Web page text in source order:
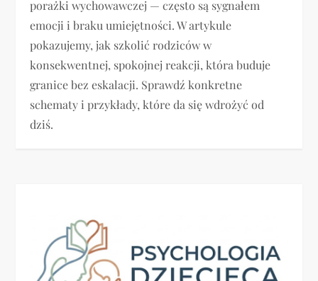
porażki wychowawczej — często są sygnałem
emocji i braku umiejętności. W artykule
pokazujemy, jak szkolić rodziców w
konsekwentnej, spokojnej reakcji, która buduje
granice bez eskalacji. Sprawdź konkretne
schematy i przykłady, które da się wdrożyć od
dziś.